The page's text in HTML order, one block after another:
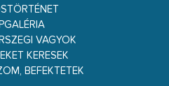
VAGYOK
KERESEK
BEFEKTETEK